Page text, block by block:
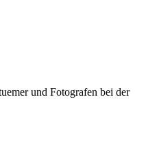
und Fotografen bei der